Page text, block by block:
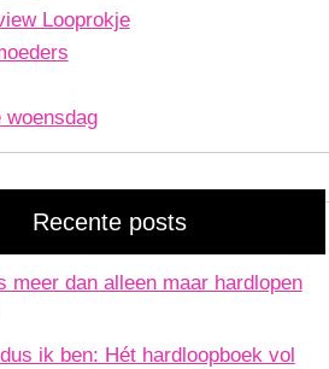
Looprokje
woensdag
Recente posts
meer dan alleen maar hardlopen
ik ben: Hét hardloopboek vol